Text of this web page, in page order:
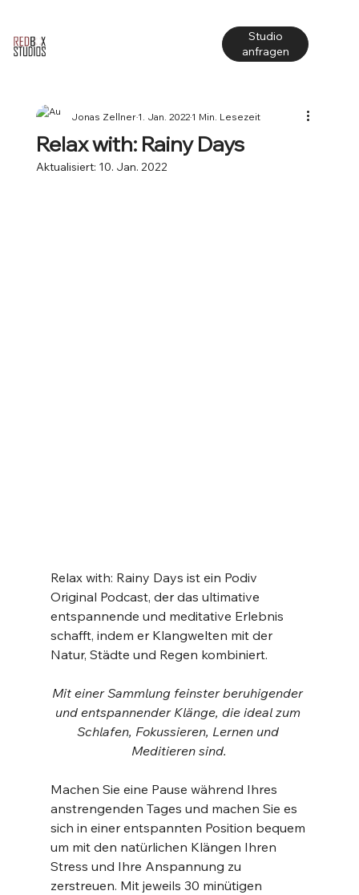
Studio
anfragen
Relax with: Rainy Days
Jonas Zellner1. Jan. 20221 Min. Lesezeit
Aktualisiert: 10. Jan. 2022
Relax with: Rainy Days ist ein Podiv
Original Podcast, der das ultimative
entspannende und meditative Erlebnis
schafft, indem er Klangwelten mit der
Natur, Städte und Regen kombiniert.
Mit einer Sammlung feinster beruhigender
und entspannender Klänge, die ideal zum
Schlafen, Fokussieren, Lernen und
Meditieren sind.
Machen Sie eine Pause während Ihres
anstrengenden Tages und machen Sie es
sich in einer entspannten Position bequem
um mit den natürlichen Klängen Ihren
Stress und Ihre Anspannung zu
zerstreuen. Mit jeweils 30 minütigen